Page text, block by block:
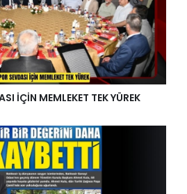
İÇİN MEMLEKET TEK YÜREK